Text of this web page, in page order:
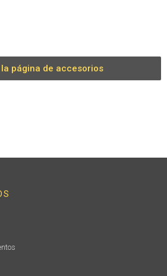
página de accesorios